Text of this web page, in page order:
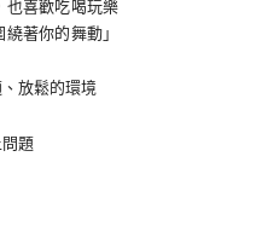
也喜歡吃喝玩樂
繞著你的舞動」
放鬆的環境
題